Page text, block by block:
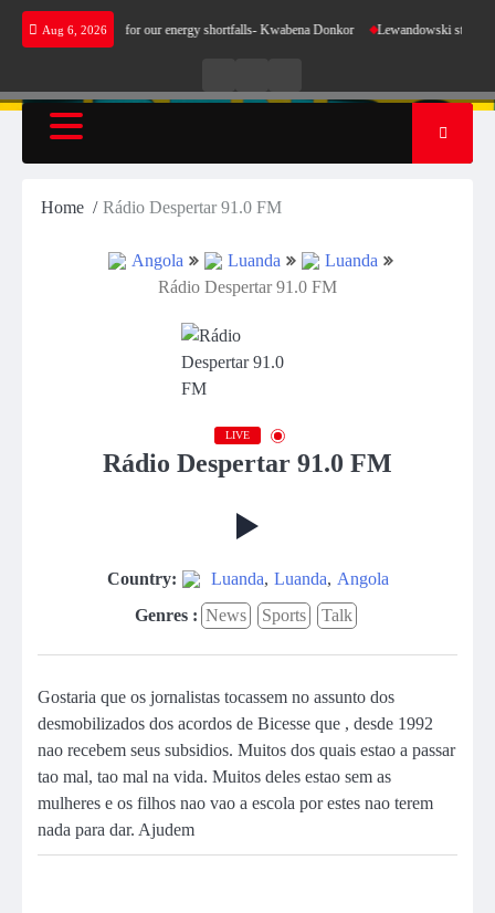
Skip
Aug 6, 2026
not make sense for our energy shortfalls- Kwabena Donkor Lewandowski strike
RadioTV
Home Rádio Despertar 91.0 FM
Angola Luanda
Luanda
Rádio Despertar 91.0 FM
LIVE
Rádio Despertar 91.0 FM
Country: Luanda, Luanda, Angola
Genres : News Sports Talk
Gostaria que os jornalistas tocassem no assunto dos
desmobilizados dos acordos de Bicesse que , desde 1992
nao recebem seus subsidios. Muitos dos quais estao a passar
tao mal, tao mal na vida. Muitos deles estao sem as
mulheres e os filhos nao vao a escola por estes nao terem
nada para dar. Ajudem